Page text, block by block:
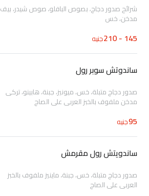
شرائح صدور دجاج، بصوص البافلو، صوص شيدر، بيف
مدخن، خس
145 - 210 جنيه
ساندوتش سوبر رول
صدور دجاج متبلة، خس، ميونيز، جبنة، هابينو، تركى
مدخن ملفوف بالخبز العربى على الصاج
95جنيه
ساندويتش رول مقرمش
صدور دجاج متبلة، خس، جبنة، ماينيز ملفوف بالخبز
العربى على الصاج